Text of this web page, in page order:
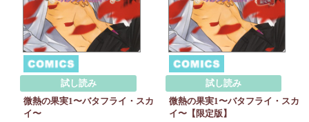
試し読み
微熱の果実1〜バタフライ・スカ
イ〜
試し読み
微熱の果実1〜バタフライ・スカ
イ〜【限定版】